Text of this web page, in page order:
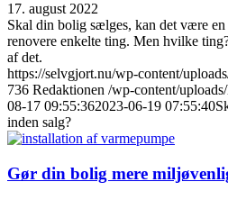
17. august 2022
Skal din bolig sælges, kan det være en
renovere enkelte ting. Men hvilke
af det.
https://selvgjort.nu/wp-content/
736 Redaktionen /wp-content/
08-17 09:55:362023-06-19 07:55:40
inden salg?
Gør din bolig mere